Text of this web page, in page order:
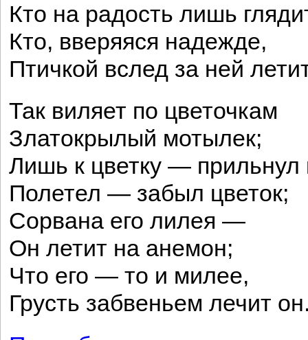
Кто на радость лишь
Кто, вверяяся надежде,
Птичкой вслед за ней
Так виляет по цветочкам
Златокрылый мотылек;
Лишь к цветку — прильнул
Полетел — забыл цветок;
Сорвана его лилея —
Он летит на анемон;
Что его — то и милее,
Грусть забвеньем лечит